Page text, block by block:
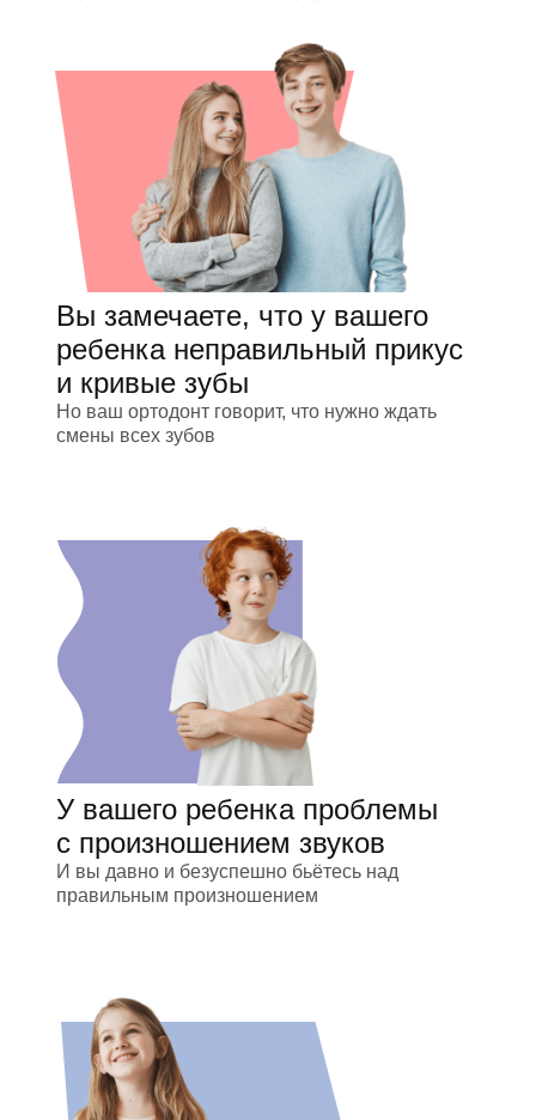
Вы замечаете, что у вашего
ребенка неправильный прикус
и кривые зубы
Но ваш ортодонт говорит, что нужно ждать
смены всех зубов
У вашего ребенка проблемы
с произношением звуков
И вы давно и безуспешно бьётесь над
правильным произношением